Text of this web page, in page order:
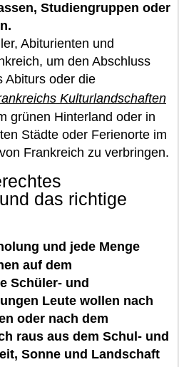
Studiengruppen oder
Abiturienten und
um den Abschluss
Abiturs oder die
Kulturlandschaften
grünen Hinterland oder in
Städte oder Ferienorte im
Frankreich zu verbringen.
das richtige
und jede Menge
auf dem
Schüler- und
Leute wollen nach
oder nach dem
raus aus dem Schul- und
Sonne und Landschaft